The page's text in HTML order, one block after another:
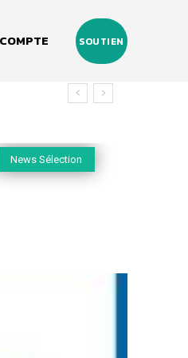
SOUTIEN
News Sélection